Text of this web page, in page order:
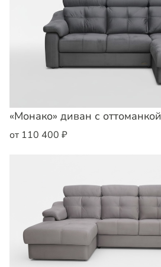
«Монако» диван с оттоманкой
от 110 400 ₽